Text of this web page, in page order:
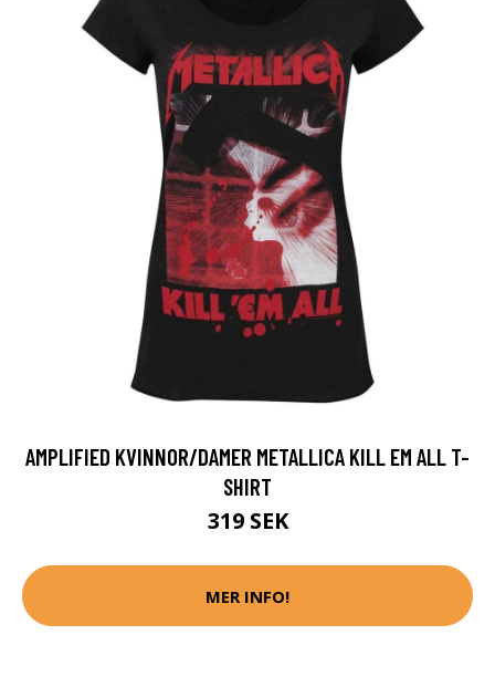
AMPLIFIED KVINNOR/DAMER METALLICA KILL EM ALL T-
SHIRT
319 SEK
MER INFO!